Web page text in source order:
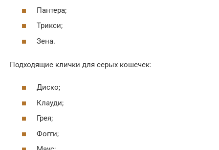
Пантера;
Трикси;
Зена.
Подходящие клички для серых кошечек:
Диско;
Клауди;
Грея;
Фогги;